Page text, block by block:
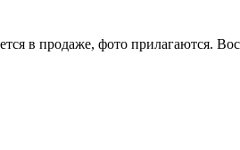
в продаже, фото прилагаются.